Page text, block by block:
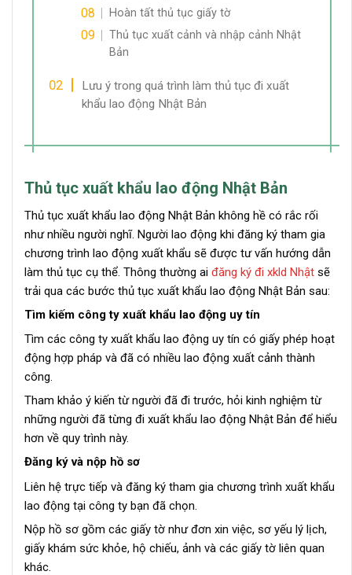
Hoàn tất thủ tục giấy tờ
Thủ tục xuất cảnh và nhập cảnh Nhật
Bản
Lưu ý trong quá trình làm thủ tục đi xuất
khẩu lao động Nhật Bản
Thủ tục xuất khẩu lao động Nhật Bản
Thủ tục xuất khẩu lao động Nhật Bản không hề có rắc rối
như nhiều người nghĩ. Người lao động khi đăng ký tham gia
chương trình lao động xuất khẩu sẽ được tư vấn hướng dẫn
làm thủ tục cụ thể. Thông thường ai đăng ký đi xkld Nhật sẽ
trải qua các bước thủ tục xuất khẩu lao động Nhật Bản sau:
Tìm kiếm công ty xuất khẩu lao động uy tín
Tìm các công ty xuất khẩu lao động uy tín có giấy phép hoạt
động hợp pháp và đã có nhiều lao động xuất cảnh thành
công.
Tham khảo ý kiến từ người đã đi trước, hỏi kinh nghiệm từ
những người đã từng đi xuất khẩu lao động Nhật Bản để hiểu
hơn về quy trình này.
Đăng ký và nộp hồ sơ
Liên hệ trực tiếp và đăng ký tham gia chương trình xuất khẩu
lao động tại công ty bạn đã chọn.
Nộp hồ sơ gồm các giấy tờ như đơn xin việc, sơ yếu lý lịch,
giấy khám sức khỏe, hộ chiếu, ảnh và các giấy tờ liên quan
khác.